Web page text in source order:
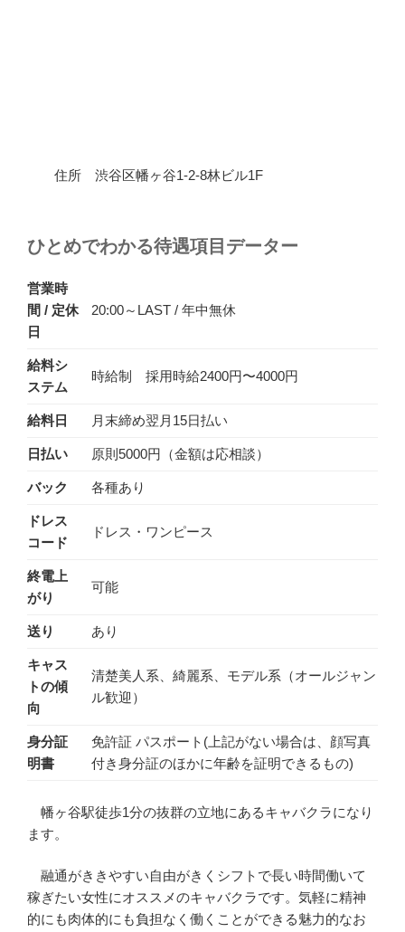
住所 渋谷区幡ヶ谷1-2-8林ビル1F
ひとめでわかる待遇項目データー
営業時
間 / 定休
日
20:00～LAST / 年中無休
給料シ
ステム
時給制 採用時給2400円〜4000円
給料日 月末締め翌月15日払い
日払い 原則5000円（金額は応相談）
バック 各種あり
ドレス
コード
ドレス・ワンピース
終電上
がり
可能
送り あり
キャス
トの傾
向
清楚美人系、綺麗系、モデル系（オールジャン
ル歓迎）
身分証
明書
免許証 パスポート(上記がない場合は、顔写真
付き身分証のほかに年齢を証明できるもの)
幡ヶ谷駅徒歩1分の抜群の立地にあるキャバクラになり
ます。
融通がききやすい自由がきくシフトで長い時間働いて
稼ぎたい女性にオススメのキャバクラです。気軽に精神
的にも肉体的にも負担なく働くことができる魅力的なお